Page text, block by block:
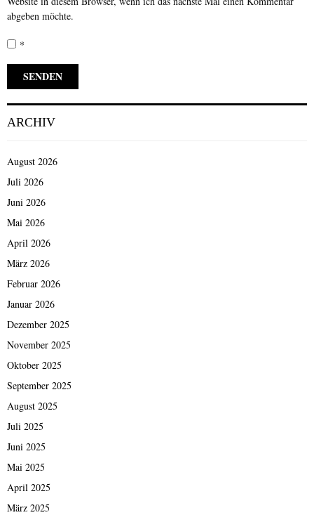
abgeben möchte.
*
ARCHIV
August 2026
Juli 2026
Juni 2026
Mai 2026
April 2026
März 2026
Februar 2026
Januar 2026
Dezember 2025
November 2025
Oktober 2025
September 2025
August 2025
Juli 2025
Juni 2025
Mai 2025
April 2025
März 2025